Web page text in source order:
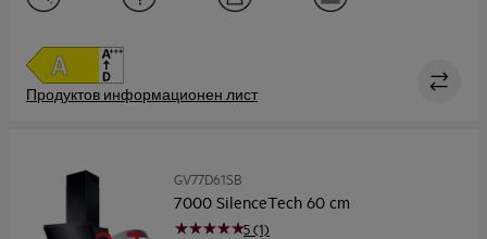
Ниво на шум, макс./мин (dB)
54 / 42
Продуктов информационен лист
GV77D61SB
5 (1)
7000 SilenceTech 60 cm